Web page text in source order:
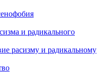
и радикального
расизму и радикальному